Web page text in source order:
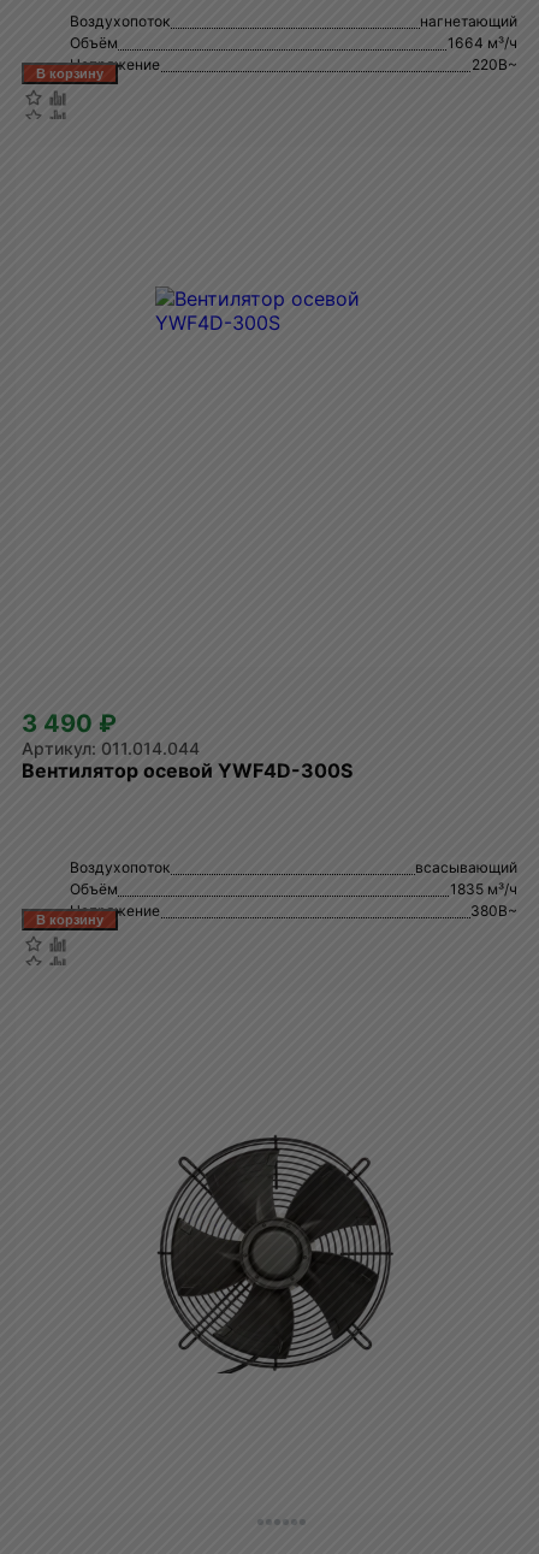
Воздухопоток
нагнетающий
Объём
1664 м³/ч
Напряжение
220В~
3 490 ₽
011.014.044
Вентилятор осевой YWF4D-300S
Воздухопоток
всасывающий
Объём
1835 м³/ч
Напряжение
380В~